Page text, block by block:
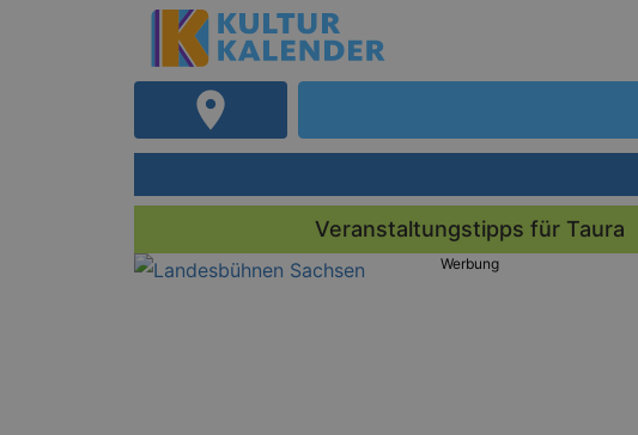
Veranstaltungstipps für Taura
Werbung